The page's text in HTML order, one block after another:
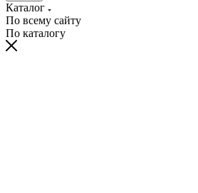
Каталог
По всему сайту
По каталогу